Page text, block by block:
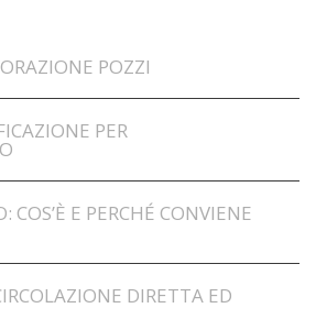
POZZI
PER
COS’È E PERCHÉ CONVIENE
DIRETTA ED